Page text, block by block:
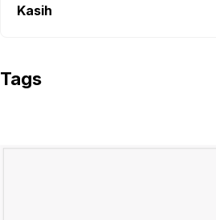
Kasih
Tags